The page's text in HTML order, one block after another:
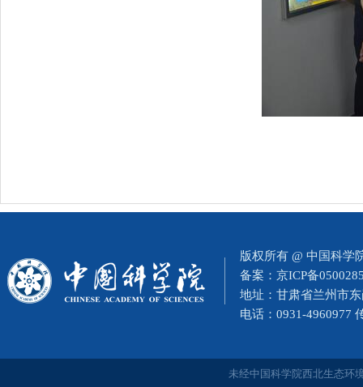
版权所有 @ 中国科学
备案： 京ICP备
地址：甘肃省兰州市
电话：0931-4960977
未经中国科学院西北生态环